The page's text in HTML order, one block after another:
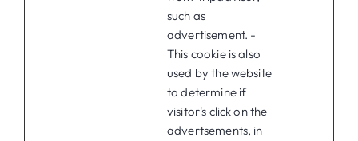
such as
advertisement. -
This cookie is also
used by the website
to determine if
visitor's click on the
advertsements, in